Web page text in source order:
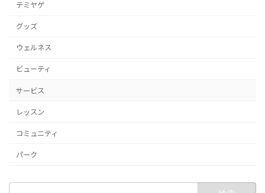
テミヤゲ
グッズ
ウェルネス
ビューティ
サービス
レッスン
コミュニティ
パーク